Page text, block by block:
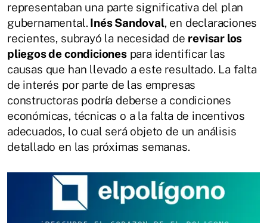
representaban una parte significativa del plan
gubernamental. Inés Sandoval, en declaraciones
recientes, subrayó la necesidad de revisar los
pliegos de condicionespara identificar las
causas que han llevado a este resultado. La falta
de interés por parte de las empresas
constructoras podría deberse a condiciones
económicas, técnicas o a la falta de incentivos
adecuados, lo cual será objeto de un análisis
detallado en las próximas semanas.